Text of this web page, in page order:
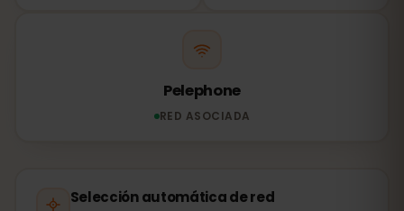
Pelephone
RED ASOCIADA
Selección automática de red